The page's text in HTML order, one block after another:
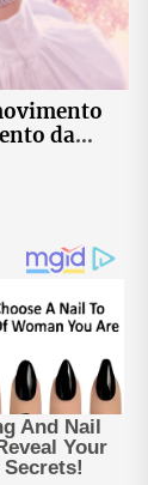
da